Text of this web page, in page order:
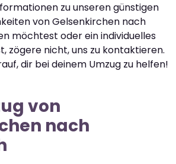
zu unseren günstigen
von Gelsenkirchen nach
möchtest oder ein individuelles
zögere nicht, uns zu kontaktieren.
dir bei deinem Umzug zu helfen!
von
nach